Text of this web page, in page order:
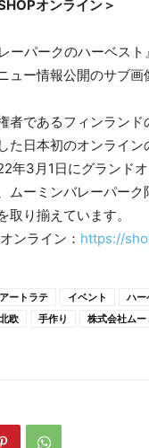
オンライン＞
者であるフィンランド
た日本初のオンライン
年3月1日にグランド
ムーミンバレーパーク
取り揃えています。
ンライン： https://
アートラテ イベント
ハー
北欧 手作り 株式会社ム